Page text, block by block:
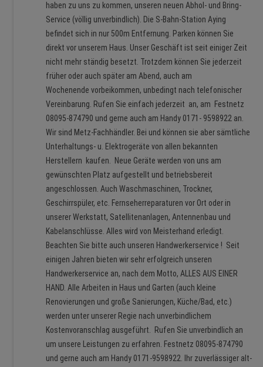
haben zu uns zu kommen, unseren neuen Abhol- und Bring-
Service (völlig unverbindlich). Die S-Bahn-Station Aying
befindet sich in nur 500m Entfernung. Parken können Sie
direkt vor unserem Haus. Unser Geschäft ist seit einiger Zeit
nicht mehr ständig besetzt. Trotzdem können Sie jederzeit
früher oder auch später am Abend, auch am
Wochenende vorbeikommen, unbedingt nach telefonischer
Vereinbarung. Rufen Sie einfach jederzeit an, am Festnetz
08095-874790 und gerne auch am Handy 0171- 9598922 an.
Wir sind Metz-Fachhändler. Bei und können sie aber sämtliche
Unterhaltungs- u. Elektrogeräte von allen bekannten
Herstellern kaufen. Neue Geräte werden von uns am
gewünschten Platz aufgestellt und betriebsbereit
angeschlossen. Auch Waschmaschinen, Trockner,
Geschirrspüler, etc. Fernseherreparaturen vor Ort oder in
unserer Werkstatt, Satellitenanlagen, Antennenbau und
Kabelanschlüsse. Alles wird von Meisterhand erledigt.
Beachten Sie bitte auch unseren Handwerkerservice ! Seit
einigen Jahren bieten wir sehr erfolgreich unseren
Handwerkerservice an, nach dem Motto, ALLES AUS EINER
HAND. Alle Arbeiten in Haus und Garten (auch kleine
Renovierungen und große Sanierungen, Küche/Bad, etc.)
werden unter unserer Regie nach unverbindlichem
Kostenvoranschlag ausgeführt. Rufen Sie unverbindlich an
um unsere Leistungen zu erfahren. Festnetz 08095-874790
und gerne auch am Handy 0171-9598922. Ihr zuverlässiger alt-